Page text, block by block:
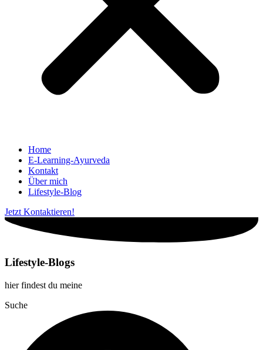
Home
E-Learning-Ayurveda
Kontakt
Über mich
Lifestyle-Blog
Jetzt Kontaktieren!
Lifestyle-Blogs
hier findest du meine
Suche